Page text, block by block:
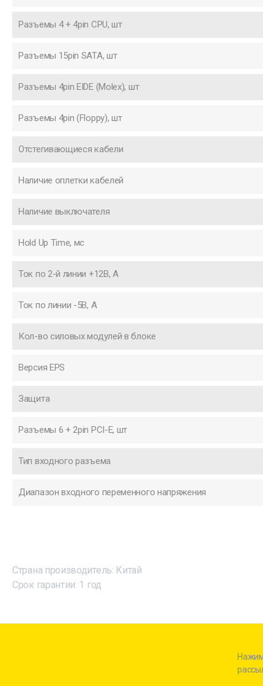
Разъемы 4 + 4pin CPU, шт
Разъемы 15pin SATA, шт
Разъемы 4pin EIDE (Molex), шт
Разъемы 4pin (Floppy), шт
Отстегивающиеся кабели
Наличие оплетки кабелей
Наличие выключателя
Hold Up Time, мс
Ток по 2-й линии +12В, А
Ток по линии -5В, А
Кол-во силовых модулей в блоке
Версия EPS
Защита
Разъемы 6 + 2pin PCI-E, шт
Тип входного разъема
Диапазон входного переменного напряжения
Страна производитель: Китай
Срок гарантии: 1 год